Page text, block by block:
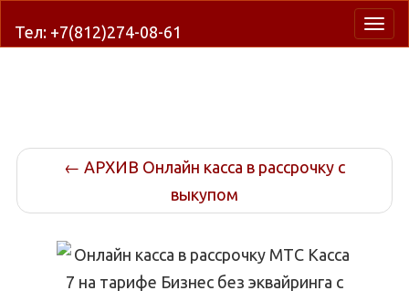
Тел: +7(812)274-08-61
← АРХИВ Онлайн касса в рассрочку с
выкупом